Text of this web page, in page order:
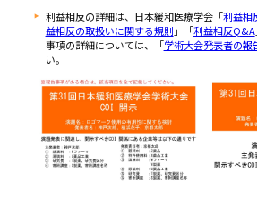
利益相反の詳細は、日本緩和医療学会「利益相
益相反の取扱いに関する規則 」「利益相反Q&A
事項の詳細については、「学術大会発表者の報
い。